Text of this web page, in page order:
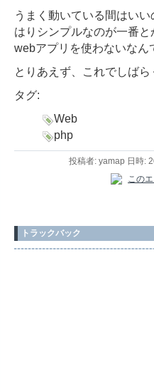
うまく動いている間はい
はりシンプルなのが一番
webアプリを使わないなん
とりあえず、これでしば
タグ:
Web
php
投稿者: yamap 日時:
トラックバック